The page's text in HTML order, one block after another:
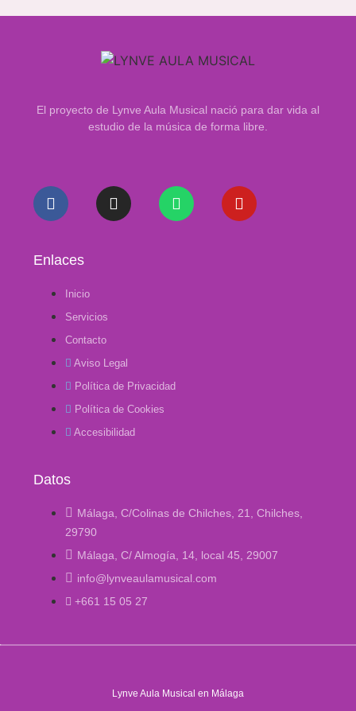
El proyecto de Lynve Aula Musical nació para dar vida al
estudio de la música de forma libre.
Enlaces
Inicio
Servicios
Contacto
Aviso Legal
Política de Privacidad
Política de Cookies
Accesibilidad
Datos
Málaga, C/Colinas de Chilches, 21, Chilches,
29790
Málaga, C/ Almogía, 14, local 45, 29007
info@lynveaulamusical.com
+661 15 05 27
Lynve Aula Musical en Málaga